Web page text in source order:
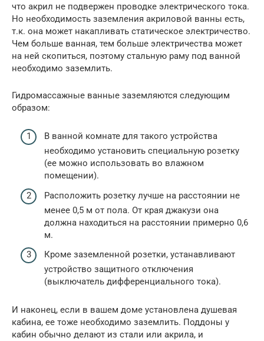
что акрил не подвержен проводке электрического тока.
Но необходимость заземления акриловой ванны есть,
т.к. она может накапливать статическое электричество.
Чем больше ванная, тем больше электричества может
на ней скопиться, поэтому стальную раму под ванной
необходимо заземлить.
Гидромассажные ванные заземляются следующим
образом:
В ванной комнате для такого устройства
необходимо установить специальную розетку
(ее можно использовать во влажном
помещении).
Расположить розетку лучше на расстоянии не
менее 0,5 м от пола. От края джакузи она
должна находиться на расстоянии примерно 0,6
м.
Кроме заземленной розетки, устанавливают
устройство защитного отключения
(выключатель дифференциального тока).
И наконец, если в вашем доме установлена душевая
кабина, ее тоже необходимо заземлить. Поддоны у
кабин обычно делают из стали или акрила, и